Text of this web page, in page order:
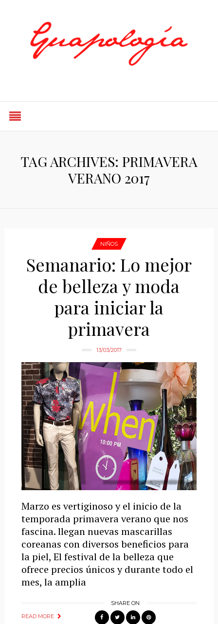
TAG ARCHIVES: PRIMAVERA
VERANO 2017
NIÑOS
Semanario: Lo mejor
de belleza y moda
para iniciar la
primavera
13/03/2017
Marzo es vertiginoso y el inicio de la
temporada primavera verano que nos
fascina. llegan nuevas mascarillas
coreanas con diversos beneficios para
la piel, El festival de la belleza que
ofrece precios únicos y durante todo el
mes, la amplia
READ MORE
SHARE ON